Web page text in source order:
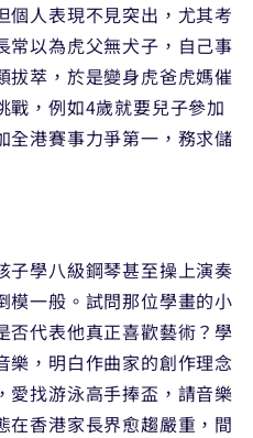
個人表現不見突出，尤其考
常以為虎父無犬子，自己事
拔萃，於是變身虎爸虎媽催
戰，例如4歲就要兒子參加
全港賽事力爭第一，務求儲
子學八級鋼琴甚至操上演奏
模一般。試問那位學畫的小
否代表他真正喜歡藝術？學
樂，明白作曲家的創作理念
愛找游泳高手捧盃，請音樂
在香港家長界愈趨嚴重，間